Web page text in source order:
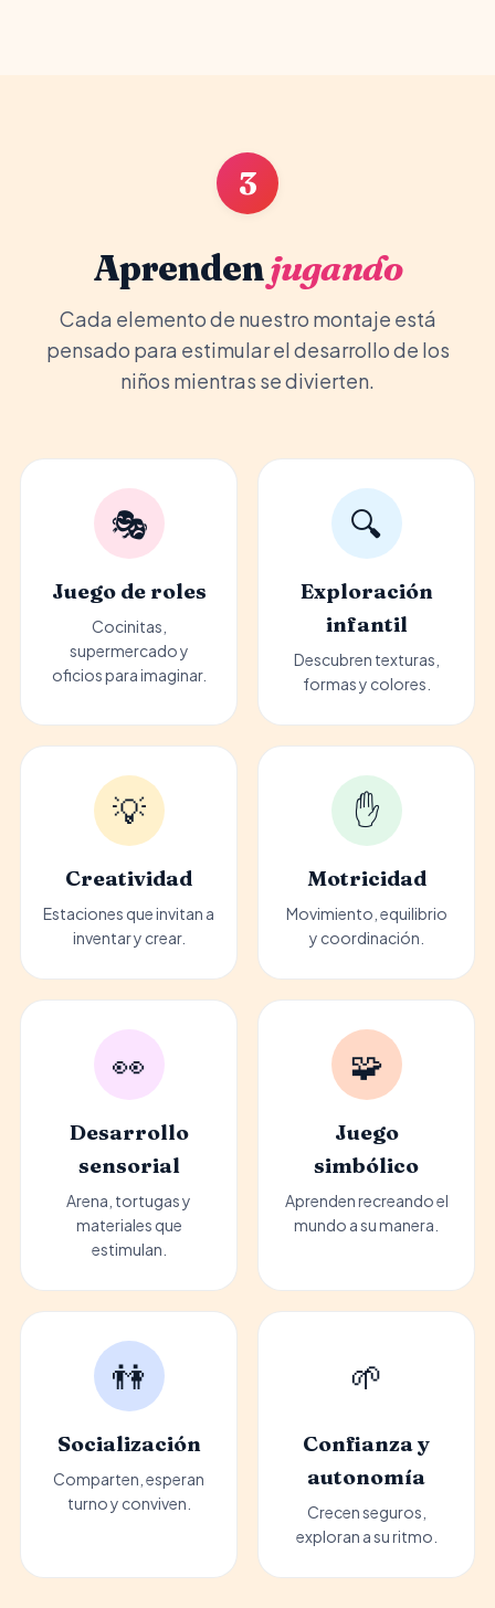
3
Aprendenjugando
Cada elemento de nuestro montaje está
pensado para estimular el desarrollo de los
niños mientras se divierten.
🎭
Juego de roles
Cocinitas,
supermercado y
oficios para imaginar.
🔍
Exploración
infantil
Descubren texturas,
formas y colores.
💡
Creatividad
Estaciones que invitan a
inventar y crear.
✋
Motricidad
Movimiento, equilibrio
y coordinación.
👀
Desarrollo
sensorial
Arena, tortugas y
materiales que
estimulan.
🧩
Juego
simbólico
Aprenden recreando el
mundo a su manera.
👫
Socialización
Comparten, esperan
turno y conviven.
🌱
Confianza y
autonomía
Crecen seguros,
exploran a su ritmo.